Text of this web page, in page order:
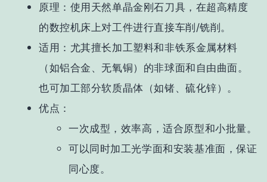
原理 ：使用天然单晶金刚石刀具，在超高精度
的数控机床上对工件进行直接车削/铣削。
适用 ： 尤其擅长加工塑料和非铁系金属材料
（如铝合金、无氧铜）的非球面和自由曲面。
也可加工部分软质晶体（如锗、硫化锌）。
优点 ：
一次成型，效率高，适合原型和小批量。
可以同时加工光学面和安装基准面，保证
同心度。